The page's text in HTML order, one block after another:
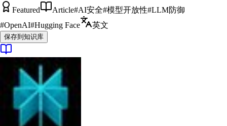
Featured Article#AI安全#模型开放性#LLM防御
#OpenAI#Hugging Face 英文
保存到知识库